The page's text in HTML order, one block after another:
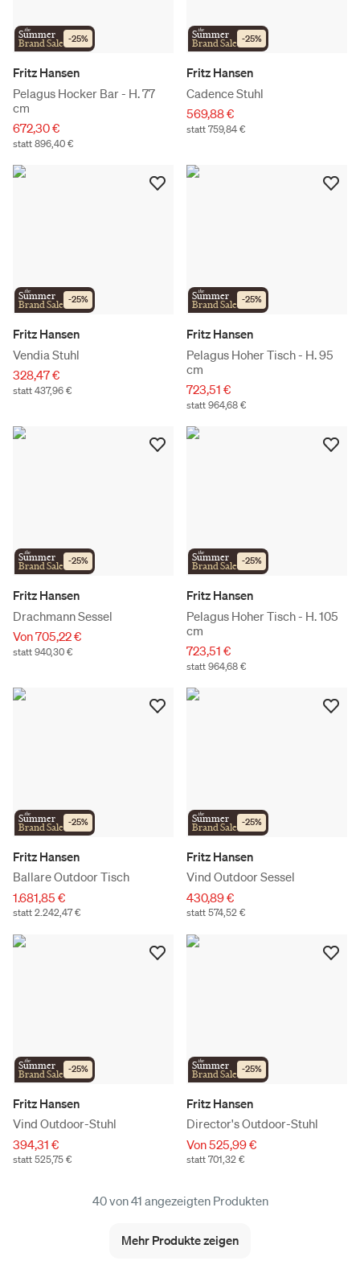
the
Summer
Brand Sale -25%
Fritz Hansen
Pelagus Hocker Bar - H. 77
cm
672,30 €
statt 896,40 €
the
Summer
Brand Sale -25%
Fritz Hansen
Cadence Stuhl
569,88 €
statt 759,84 €
the
Summer
Brand Sale -25%
Fritz Hansen
Vendia Stuhl
328,47 €
statt 437,96 €
the
Summer
Brand Sale -25%
Fritz Hansen
Pelagus Hoher Tisch - H. 95
cm
723,51 €
statt 964,68 €
the
Summer
Brand Sale -25%
Fritz Hansen
Drachmann Sessel
Von 705,22 €
statt 940,30 €
the
Summer
Brand Sale -25%
Fritz Hansen
Pelagus Hoher Tisch - H. 105
cm
723,51 €
statt 964,68 €
the
Summer
Brand Sale -25%
Fritz Hansen
Ballare Outdoor Tisch
1.681,85 €
statt 2.242,47 €
the
Summer
Brand Sale -25%
Fritz Hansen
Vind Outdoor Sessel
430,89 €
statt 574,52 €
the
Summer
Brand Sale -25%
Fritz Hansen
Vind Outdoor-Stuhl
394,31 €
statt 525,75 €
the
Summer
Brand Sale -25%
Fritz Hansen
Director's Outdoor-Stuhl
Von 525,99 €
statt 701,32 €
40 von 41 angezeigten Produkten
Mehr Produkte zeigen